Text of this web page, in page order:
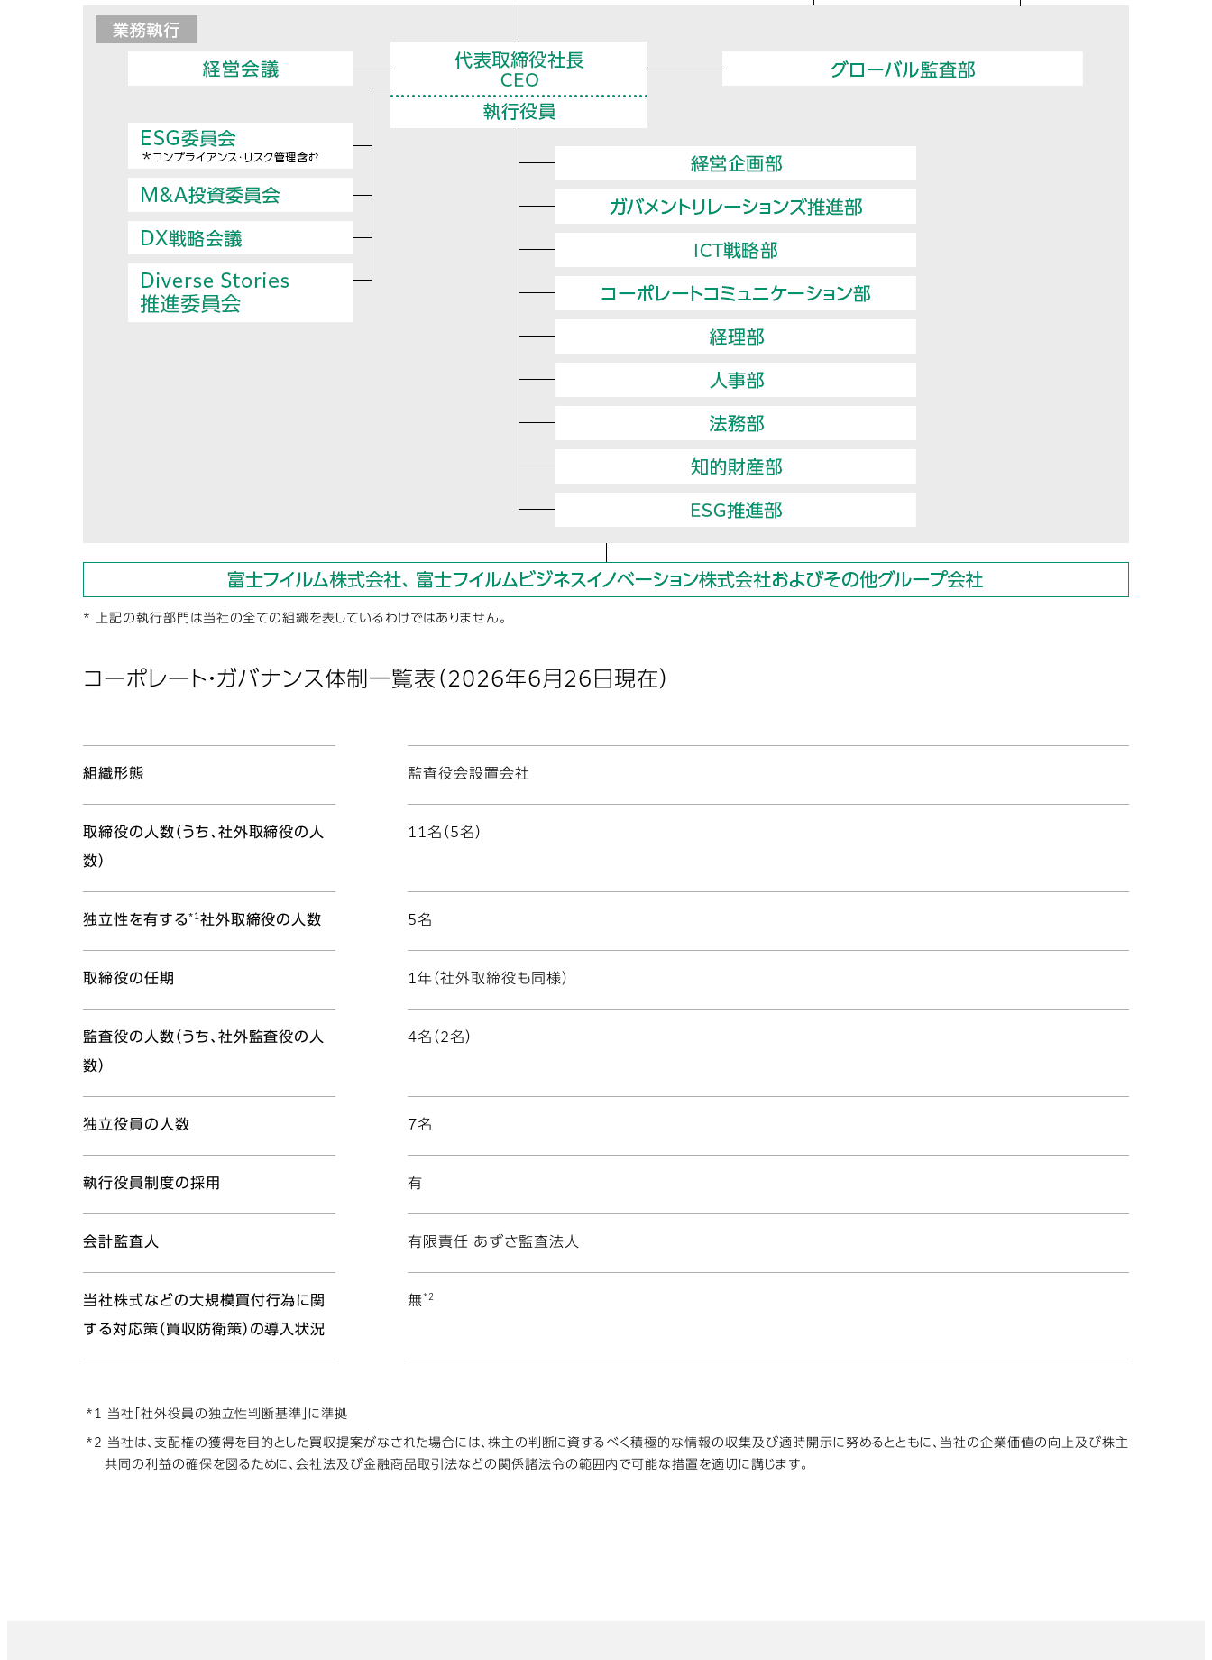
* 上記の執行部門は当社の全ての組織を表しているわけではありません。
コーポレート・ガバナンス体制一覧表（2026年6月26日現在）
組織形態 監査役会設置会社
取締役の人数（うち、社外取締役の人
数）
11名（5名）
独立性を有する *1 社外取締役の人数 5名
取締役の任期 1年（社外取締役も同様）
監査役の人数（うち、社外監査役の人
数）
4名（2名）
独立役員の人数 7名
執行役員制度の採用 有
会計監査人 有限責任 あずさ監査法人
当社株式などの大規模買付行為に関
する対応策（買収防衛策）の導入状況
無*2
*1 当社「社外役員の独立性判断基準」に準拠
*2 当社は、支配権の獲得を目的とした買収提案がなされた場合には、株主の判断に資するべく積極的な情報の収集及び適時開示に努めるとともに、当社の企業価値の向上及び株主
共同の利益の確保を図るために、会社法及び金融商品取引法などの関係諸法令の範囲内で可能な措置を適切に講じます。